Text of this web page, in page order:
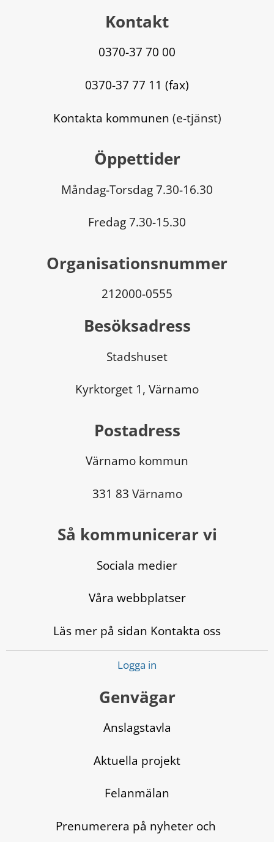
Kontakt
0370-37 70 00
0370-37 77 11 (fax)
Kontakta kommunen (e-tjänst)
Öppettider
Måndag-Torsdag 7.30-16.30
Fredag 7.30-15.30
Organisationsnummer
212000-0555
Besöksadress
Stadshuset
Kyrktorget 1, Värnamo
Postadress
Värnamo kommun
331 83 Värnamo
Så kommunicerar vi
Sociala medier
Våra webbplatser
Läs mer på sidan Kontakta oss
Logga in
Genvägar
Anslagstavla
Aktuella projekt
Felanmälan
Prenumerera på nyheter och